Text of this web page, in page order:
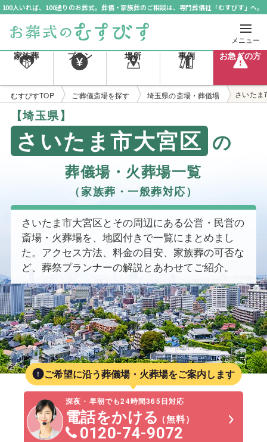
100人いれば、100通りのお葬式。葬儀・家族葬のご相談は、専門葬儀社「むすびす」へ。
メニュー
家族葬 プラン 場所 事例 お急ぎの方
むすびすTOP ご葬儀斎場を探す 埼玉県の斎場・葬儀場 さいたま
【埼玉県】
さいたま市大宮区 の
葬儀場・火葬場一覧
（家族葬・一般葬対応）
さいたま市大宮区とその周辺にある公営・民営の
斎場・火葬場を、地図付きで一覧にまとめまし
た。アクセス方法、料金の目安、家族葬の可否な
ど、葬祭プランナーの解説とあわせてご紹介。
ご希望に沿う葬儀場・火葬場をご案内します
深夜・早朝でも24時間365日対応
電話をかける（無料）
0120-74-9072